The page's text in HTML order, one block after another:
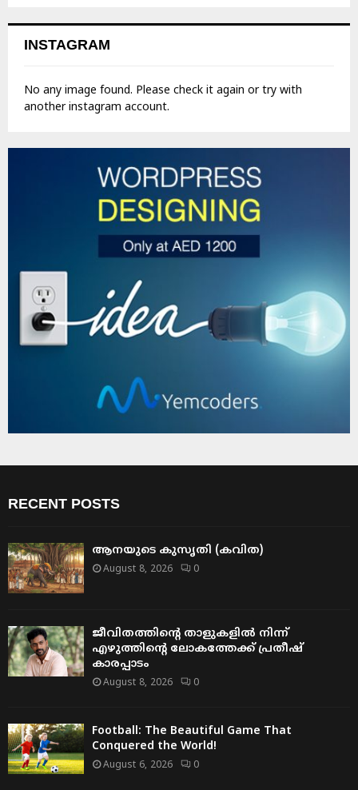
INSTAGRAM
No any image found. Please check it again or try with
another instagram account.
RECENT POSTS
ആനയുടെ കുസൃതി (കവിത)
August 8, 2026 0
ജീവിതത്തിന്റെ താളുകളിൽ നിന്ന്
എഴുത്തിന്റെ ലോകത്തേക്ക് പ്രതീഷ്
കാരപ്പാടം
August 8, 2026 0
Football: The Beautiful Game That
Conquered the World!
August 6, 2026 0